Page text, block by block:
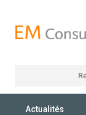
Actualités